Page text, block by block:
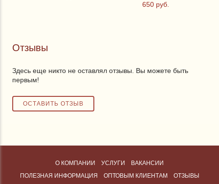
650 руб.
Отзывы
Здесь еще никто не оставлял отзывы. Вы можете быть
первым!
О КОМПАНИИ УСЛУГИ
ВАКАНСИИ
ПОЛЕЗНАЯ ИНФОРМАЦИЯ
ОПТОВЫМ КЛИЕНТАМ
ОТЗЫВЫ